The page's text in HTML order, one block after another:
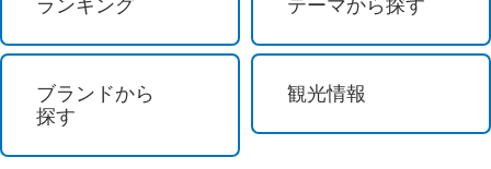
テーマパーク / レジャー
ランキング テーマから探す
ブランドから
探す
観光情報